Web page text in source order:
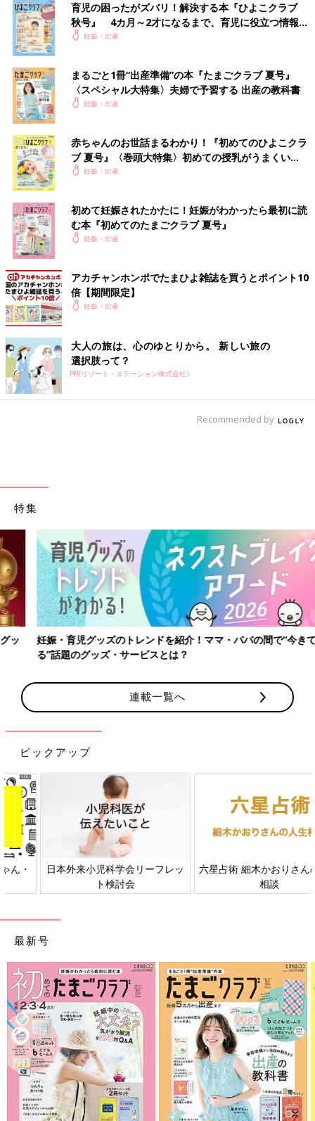
さらに、大好評の1年間使い放題の「web鑑定サービス」のログ
インID付き。
あなたの姓に合う運勢のよい名前を、1年間何度でも検索でき、
※web鑑定サービスは、パソコン・スマートフォン・タブレット
からご利用いただけます。
楽天市場で購入する（送料無料）
関連：赤ちゃんの名前ランキング
関連：男の子の赤ちゃんの名前ランキング100 [赤ちゃんの名づ
け・命名]
関連：女の子の赤ちゃんの名前ランキング100 [赤ちゃんの名づ
け・命名]
育児の困ったがズバリ！解決する本『ひよこクラブ
秋号』 4カ月～2才になるまで、育児に役立つ情報が
いっぱい！
妊娠・出産
まるごと1冊“出産準備”の本『たまごクラブ 夏号』
〈スペシャル大特集〉夫婦で予習する 出産の教科書
妊娠・出産
赤ちゃんのお世話まるわかり！『初めてのひよこクラ
ブ 夏号』〈巻頭大特集〉初めての授乳がうまくい
く！ おっぱい・ミルクの基本と夏のトラブル 解決テ
妊娠・出産
初めて妊娠されたかたに！妊娠がわかったら最初に読
む本『初めてのたまごクラブ 夏号』
妊娠・出産
アカチャンホンポでたまひよ雑誌を買うとポイント10
倍【期間限定】
妊娠・出産
大人の旅は、心のゆとりから。 新しい旅の
選択肢って？
PR(リゾート・ステーション株式会社)
Recommended by
特集
妊娠・育児グッズのトレンドを紹介！ママ・パパの間で“今きてい
る”話題のグッズ・サービスとは？
連載一覧へ
ピックアップ
日本外来小児科学会リーフレッ
ト検討会
六星占術 細木かおりさんの人生
最新号